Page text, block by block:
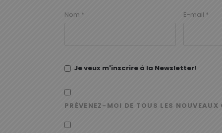
Nom * E-mail *
Je veux m'inscrire à la Newsletter!
PRÉVENEZ-MOI DE TOUS LES